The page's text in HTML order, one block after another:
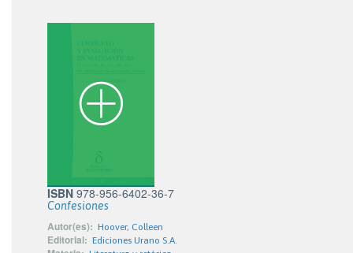
ISBN 978-956-6402-36-7
Confesiones
Autor(es): Hoover, Colleen
Editorial: Ediciones Urano S.A.